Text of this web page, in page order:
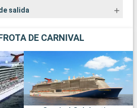
salida
DE CARNIVAL